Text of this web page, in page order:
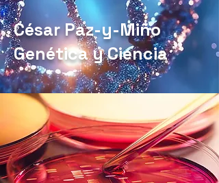
César Paz-y-Miño
Genética y Ciencia